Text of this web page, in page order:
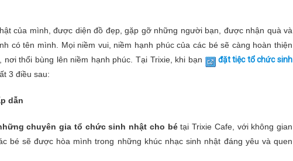
của mình, được diện đồ đẹp, gặp gỡ những người bạn, được nhận quà và
có tên mình. Mọi niềm vui, niềm hạnh phúc của các bé sẽ càng hoàn thiện
thổi bùng lên niềm hạnh phúc. Tại Trixie, khi bạn
đặt tiệc tổ chức sinh
3 điều sau:
dẫn
chuyên gia tổ chức sinh nhật cho bétại Trixie Cafe, với không gian
bé sẽ được hòa mình trong những khúc nhạc sinh nhật đáng yêu và quen